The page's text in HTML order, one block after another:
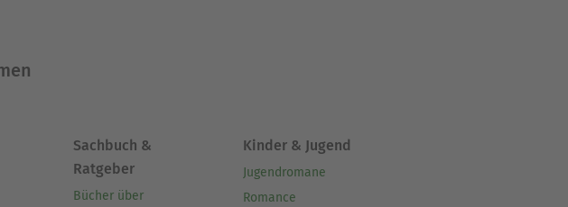
Sachbuch &
Ratgeber
Bücher über
Kinder & Jugend
Jugendromane
Romance